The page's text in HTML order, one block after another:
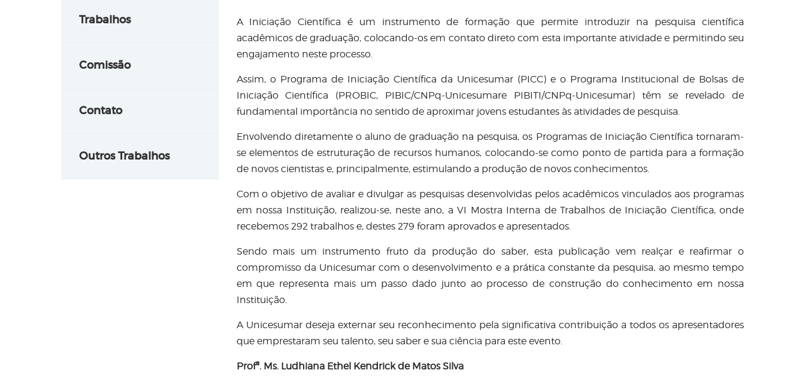
Trabalhos
Comissão
Contato
Outros Trabalhos
A Iniciação Científica é um instrumento de formação que permite introduzir na pesquisa científica
acadêmicos de graduação, colocando-os em contato direto com esta importante atividade e permitindo seu
engajamento neste processo.
Assim, o Programa de Iniciação Científica da Unicesumar (PICC) e o Programa Institucional de Bolsas de
Iniciação Científica (PROBIC, PIBIC/CNPq-Unicesumare PIBITI/CNPq-Unicesumar) têm se revelado de
fundamental importância no sentido de aproximar jovens estudantes às atividades de pesquisa.
Envolvendo diretamente o aluno de graduação na pesquisa, os Programas de Iniciação Científica tornaram-
se elementos de estruturação de recursos humanos, colocando-se como ponto de partida para a formação
de novos cientistas e, principalmente, estimulando a produção de novos conhecimentos.
Com o objetivo de avaliar e divulgar as pesquisas desenvolvidas pelos acadêmicos vinculados aos programas
em nossa Instituição, realizou-se, neste ano, a VI Mostra Interna de Trabalhos de Iniciação Científica, onde
recebemos 292 trabalhos e, destes 279 foram aprovados e apresentados.
Sendo mais um instrumento fruto da produção do saber, esta publicação vem realçar e reafirmar o
compromisso da Unicesumar com o desenvolvimento e a prática constante da pesquisa, ao mesmo tempo
em que representa mais um passo dado junto ao processo de construção do conhecimento em nossa
Instituição.
A Unicesumar deseja externar seu reconhecimento pela significativa contribuição a todos os apresentadores
que emprestaram seu talento, seu saber e sua ciência para este evento.
Profª. Ms. Ludhiana Ethel Kendrick de Matos Silva